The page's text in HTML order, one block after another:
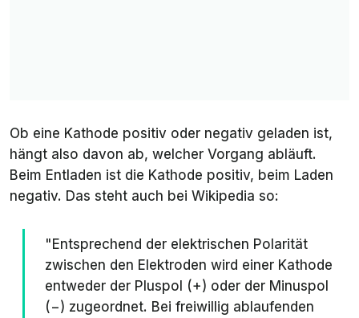
Ob eine Kathode positiv oder negativ geladen ist,
hängt also davon ab, welcher Vorgang abläuft.
Beim Entladen ist die Kathode positiv, beim Laden
negativ. Das steht auch bei Wikipedia so:
"Entsprechend der elektrischen Polarität
zwischen den Elektroden wird einer Kathode
entweder der Pluspol (+) oder der Minuspol
(−) zugeordnet. Bei freiwillig ablaufenden